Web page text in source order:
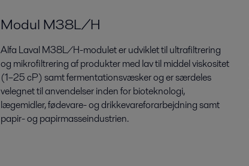
Modul M38L/H
Alfa Laval M38L/H-modulet er udviklet til ultrafiltrering
og mikrofiltrering af produkter med lav til middel viskositet
(1–25 cP) samt fermentationsvæsker og er særdeles
velegnet til anvendelser inden for bioteknologi,
lægemidler, fødevare- og drikkevareforarbejdning samt
papir- og papirmasseindustrien.